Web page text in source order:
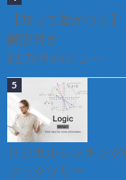
【知って差がつく
解説付き
81.7k件のビュー
ロジカルシンキン
ジックツリー